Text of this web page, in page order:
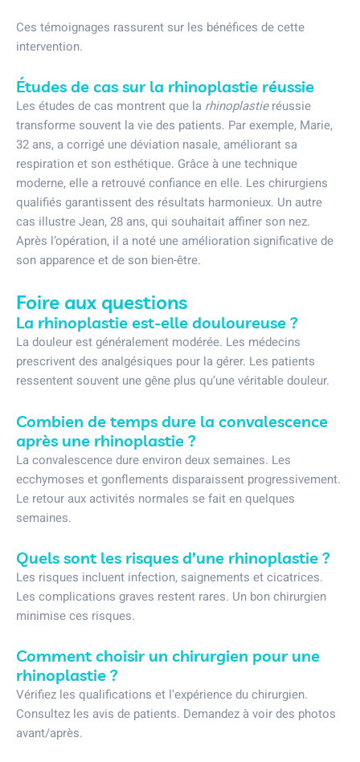
Ces témoignages rassurent sur les bénéfices de cette
intervention.
Études de cas sur la rhinoplastie réussie
Les études de cas montrent que la rhinoplastieréussie
transforme souvent la vie des patients. Par exemple, Marie,
32 ans, a corrigé une déviation nasale, améliorant sa
respiration et son esthétique. Grâce à une technique
moderne, elle a retrouvé confiance en elle. Les chirurgiens
qualifiés garantissent des résultats harmonieux. Un autre
cas illustre Jean, 28 ans, qui souhaitait affiner son nez.
Après l’opération, il a noté une amélioration significative de
son apparence et de son bien-être.
Foire aux questions
La rhinoplastie est-elle douloureuse ?
La douleur est généralement modérée. Les médecins
prescrivent des analgésiques pour la gérer. Les patients
ressentent souvent une gêne plus qu’une véritable douleur.
Combien de temps dure la convalescence
après une rhinoplastie ?
La convalescence dure environ deux semaines. Les
ecchymoses et gonflements disparaissent progressivement.
Le retour aux activités normales se fait en quelques
semaines.
Quels sont les risques d’une rhinoplastie ?
Les risques incluent infection, saignements et cicatrices.
Les complications graves restent rares. Un bon chirurgien
minimise ces risques.
Comment choisir un chirurgien pour une
rhinoplastie ?
Vérifiez les qualifications et l’expérience du chirurgien.
Consultez les avis de patients. Demandez à voir des photos
avant/après.